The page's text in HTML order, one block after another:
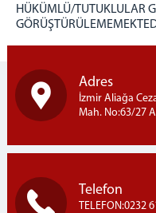
HÜKÜMLÜ/TUTUKLULAR
Adres
İzmir Aliağa
Mah. No:63/27
Telefon
TELEFON:0232